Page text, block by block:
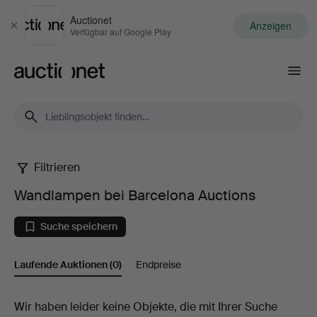
Schließen
Auctionet
Verfügbar auf Google Play Anzeigen
Wandlampen
bei
Barcelona
Auctions
Filtrieren
Wandlampen bei Barcelona Auctions
Suche speichern
Laufende Auktionen(0) Endpreise
Laufende
Wir haben leider keine Objekte, die mit Ihrer Suche